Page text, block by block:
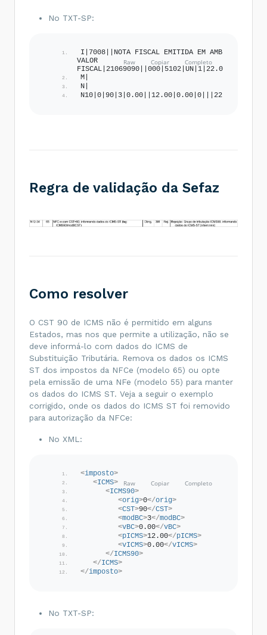
CST>90 </CST>
<vBC >0.00</vBC>
modBCST >0 </ modBCST >
No TXT-SP:
I|7008||NOTA FISCAL EMITIDA EM AMBIENTE DE
VALOR
M|
N|
Regra de validação da Sefaz
Como resolver
O CST 90 de ICMS não é permitido em alguns
Estados, mas nos que permite a utilização, não se
deve informá-lo com dados do ICMS de
Substituição Tributária. Remova os dados os ICMS
ST dos impostos da NFCe (modelo 65) ou opte
pela emissão de uma NFe (modelo 55) para manter
os dados do ICMS ST. Veja a seguir o exemplo
corrigido, onde os dados do ICMS ST foi removido
para autorização da NFCe:
No XML:
<imposto>
<ICMS>
<ICMS90>
<orig>0</orig>
<CST>90</CST>
<modBC>3</modBC>
<vBC>0.00</vBC>
<pICMS>12.00</pICMS>
<vICMS>0.00</vICMS>
</ICMS90>
</ICMS>
</imposto>
No TXT-SP: